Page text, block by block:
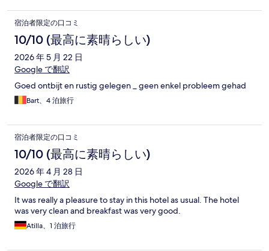
宿泊者限定の口コミ
10/10 (最高に素晴らしい)
2026 年 5 月 22 日
Google で翻訳
Goed ontbijt en rustig gelegen _ geen enkel probleem gehad
Bart、4 泊旅行
宿泊者限定の口コミ
10/10 (最高に素晴らしい)
2026 年 4 月 28 日
Google で翻訳
It was really a pleasure to stay in this hotel as usual. The hotel
was very clean and breakfast was very good.
Atilla、1 泊旅行